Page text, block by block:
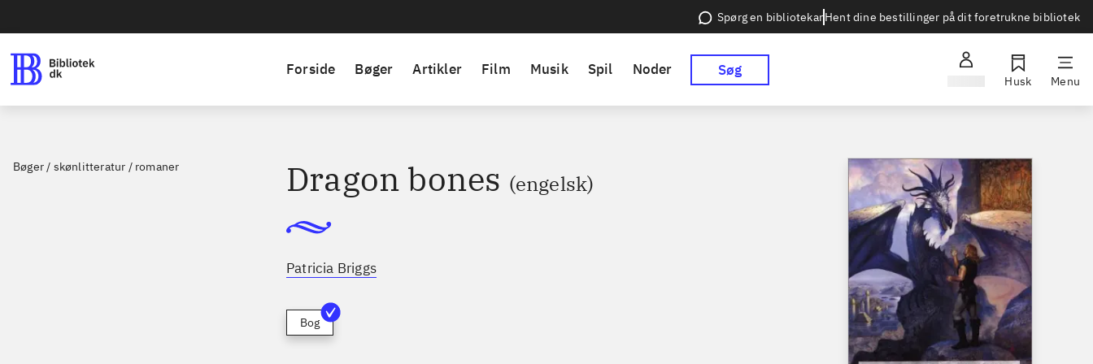
Spørg en bibliotekarHent dine bestillinger på dit foretrukne bibliotek
Forside Bøger Artikler Film Musik Spil Noder Søg
Husk Menu
Bøger / skønlitteratur / romaner Dragon bones (engelsk)
Patricia Briggs
Bog